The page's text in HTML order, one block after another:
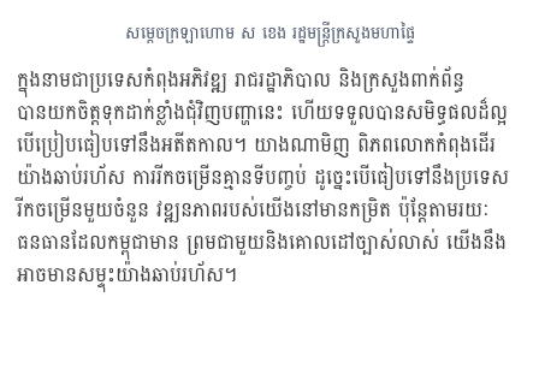
សម្ដេចក្រឡាហោម ស ខេង រដ្ឋមន្ត្រីក្រសួងមហាផ្ទៃ
ក្នុងនាមជាប្រទេសកំពុងអភិវឌ្ឍ រាជរដ្ឋាភិបាល​ និងក្រសួងពាក់ព័ន្ធ
បានយកចិត្តទុកដាក់ខ្លាំងជុំវិញបញ្ហានេះ ហើយទទួលបានសមិទ្ធផលដ៏ល្អ
បើប្រៀបធៀបទៅនឹងអតីតកាល។ យាងណាមិញ ពិភពលោកកំពុងដើរ
យ៉ាងឆាប់រហ័ស ការរីកចម្រើនគ្មានទីបញ្ចប់ ដូច្នេះបើធៀបទៅនឹងប្រទេស
រីកចម្រើនមួយចំនួន វឌ្ឍនភាពរបស់យើងនៅមានកម្រិត ប៉ុន្តែតាមរយៈ
ធនធានដែលកម្ពុជាមាន ព្រមជាមួយនិងគោលដៅច្បាស់លាស់ យើងនឹង
អាចមានសម្ទុះយ៉ាងឆាប់រហ័ស។